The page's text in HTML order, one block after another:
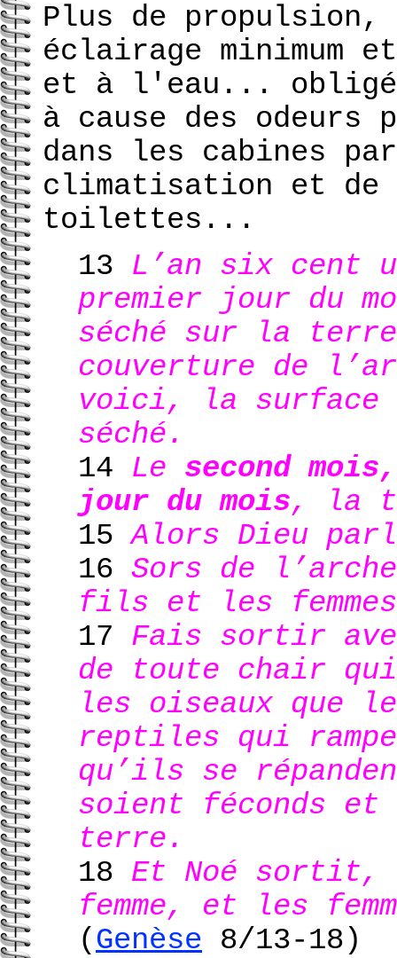
Plus de propulsion,
éclairage minimum
et à l'eau...
à cause des
dans les cabines
climatisation et de
toilettes...
13 L’an six cent
premier jour du
séché sur la
couverture de
voici, la surface
séché.
14 Le second
jour du mois, la
15Alors Dieu
16 Sors de
fils et les
17 Fais sortir
de toute chair
les oiseaux que
reptiles qui
qu’ils se
soient féconds
terre.
18 Et Noé sortit,
femme, et les
( Genèse 8/13-18)